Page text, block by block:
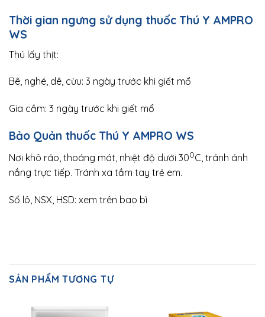
Thời gian ngưng sử dụng thuốc Thú Y AMPRO
WS
Thú lấy thịt:
Bê, nghé, dê, cừu: 3 ngày trước khi giết mổ
Gia cầm: 3 ngày trước khi giết mổ
Bảo Quản thuốc Thú Y AMPRO WS
Nơi khô ráo, thoáng mát, nhiệt độ dưới 300C, tránh ánh
nắng trực tiếp. Tránh xa tầm tay trẻ em.
Số lô, NSX, HSD: xem trên bao bì
SẢN PHẨM TƯƠNG TỰ